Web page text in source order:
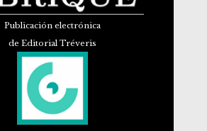
Publicación electrónica
de Editorial Tréveris